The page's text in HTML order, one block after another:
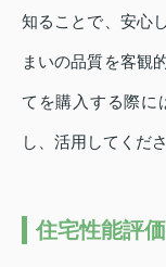
知ることで、安心
まいの品質を客観
てを購入する際に
し、活用してくださ
住宅性能評